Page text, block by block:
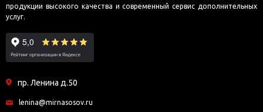
продукции высокого качества и современный сервис дополнительных
услуг.
пр. Ленина д.50
lenina@mirnasosov.ru